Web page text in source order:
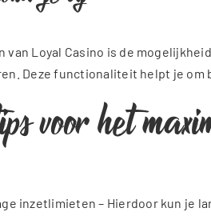
van Loyal Casino is de
Deze functionaliteit helpt je om
voor het
inzetlimieten – Hierdoor kun je